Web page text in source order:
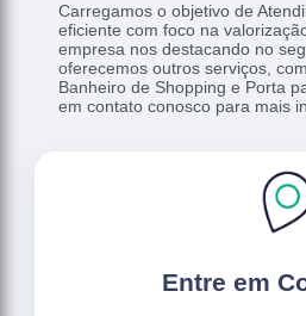
Carregamos o objetivo de
eficiente com foco na
empresa nos destacando no
oferecemos outros serviços,
Banheiro de Shopping e Porta
em contato conosco para mais
Entre em